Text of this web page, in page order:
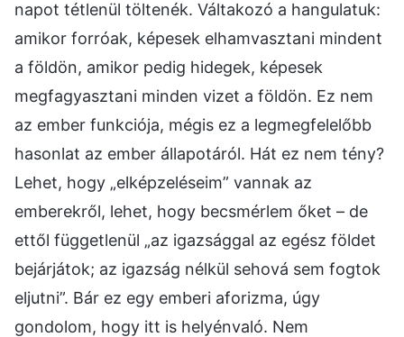
napot tétlenül töltenék. Váltakozó a hangulatuk:
amikor forróak, képesek elhamvasztani mindent
a földön, amikor pedig hidegek, képesek
megfagyasztani minden vizet a földön. Ez nem
az ember funkciója, mégis ez a legmegfelelőbb
hasonlat az ember állapotáról. Hát ez nem tény?
Lehet, hogy „elképzeléseim” vannak az
emberekről, lehet, hogy becsmérlem őket – de
ettől függetlenül „az igazsággal az egész földet
bejárjátok; az igazság nélkül sehová sem fogtok
eljutni”. Bár ez egy emberi aforizma, úgy
gondolom, hogy itt is helyénvaló. Nem